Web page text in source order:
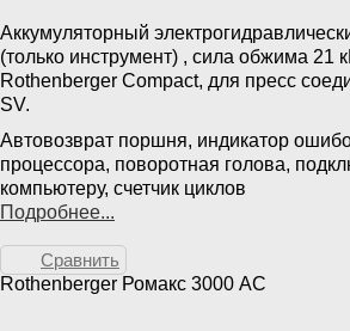
Аккумуляторный
(только инструмент) , сила обжима 21
Rothenberger Compact, для пресс
SV.
Автовозврат поршня, индикатор
процессора, поворотная голова,
компьютеру, счетчик циклов
Подробнее...
Сравнить
Rothenberger Ромакс 3000 AC